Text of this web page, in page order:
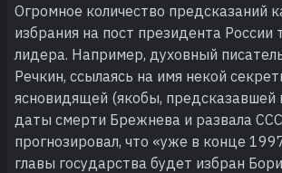
Огромное количество предсказаний
избрания на пост президента России
лидера. Например, духовный
Речкин, ссылаясь на имя некой
ясновидящей (якобы, предсказавшей
даты смерти Брежнева и развала
прогнозировал, что «уже в конце
главы государства будет избран